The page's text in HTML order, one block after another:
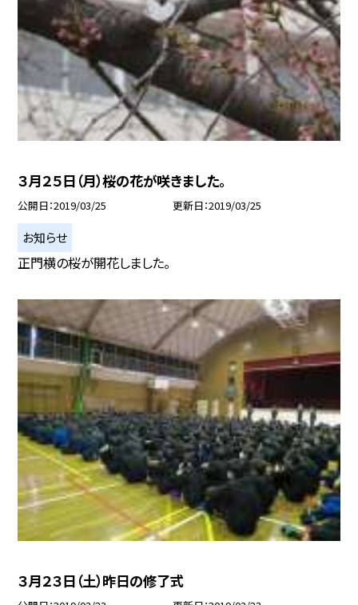
３月２５日（月）桜の花が咲きました。
公開日 2019/03/25 更新日 2019/03/25
お知らせ
正門横の桜が開花しました。
３月２３日（土）昨日の修了式